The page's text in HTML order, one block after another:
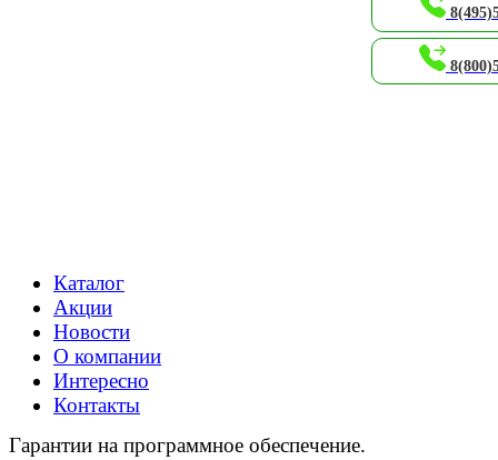
Каталог
Акции
Новости
О компании
Интересно
Контакты
Гарантии на программное обеспечение.